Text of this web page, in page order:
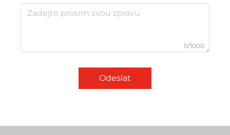
0/1000
Odeslat